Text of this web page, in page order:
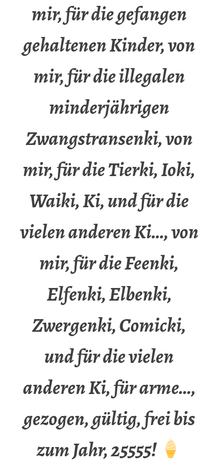
mir, für die gefangen
gehaltenen Kinder, von
mir, für die illegalen
minderjährigen
Zwangstransenki, von
mir, für die Tierki, Ioki,
Waiki, Ki, und für die
vielen anderen Ki…, von
mir, für die Feenki,
Elfenki, Elbenki,
Zwergenki, Comicki,
und für die vielen
anderen Ki, für arme…,
gezogen, gültig, frei bis
zum Jahr, 25555!